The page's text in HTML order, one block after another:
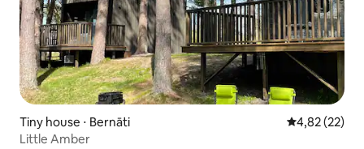
Tiny house ⋅ Bernāti Évaluation
4,82 (22)
Little Amber